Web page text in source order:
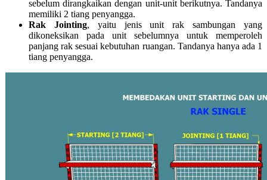
sebelum dirangkaikan dengan unit-unit berikutnya. Tandanya
memiliki 2 tiang penyangga.
Rak Jointing, yaitu jenis unit rak sambungan yang
dikoneksikan pada unit sebelumnya untuk memperoleh
panjang rak sesuai kebutuhan ruangan. Tandanya hanya ada 1
tiang penyangga.